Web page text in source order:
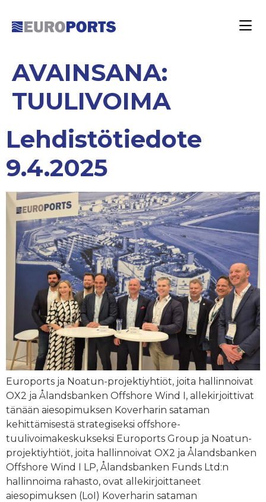
AVAINSANA:
TUULIVOIMA
Lehdistötiedote
9.4.2025
Euroports ja Noatun-projektiyhtiöt, joita hallinnoivat
OX2 ja Ålandsbanken Offshore Wind I, allekirjoittivat
tänään aiesopimuksen Koverharin sataman
kehittämisestä strategiseksi offshore-
tuulivoimakeskukseksi Euroports Group ja Noatun-
projektiyhtiöt, joita hallinnoivat OX2 ja Ålandsbanken
Offshore Wind I LP, Ålandsbanken Funds Ltd:n
hallinnoima rahasto, ovat allekirjoittaneet
aiesopimuksen (LoI) Koverharin sataman